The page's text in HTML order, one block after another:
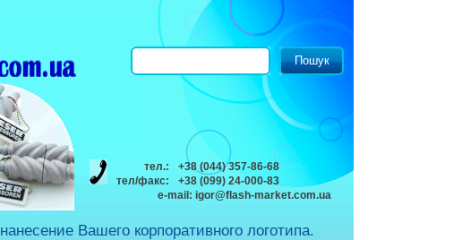
Вашего корпоративного логотипа.
тел.:
+38 (044) 357-86-68
тел/факс:
+38 (099) 24-000-83
e-mail: igor@flash-market.com.ua